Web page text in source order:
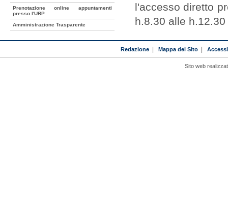
l'accesso diretto
h.8.30 alle h.12.30
Prenotazione online appuntamenti
presso l'URP
Amministrazione Trasparente
Redazione| Mappa del Sito|
Sito web